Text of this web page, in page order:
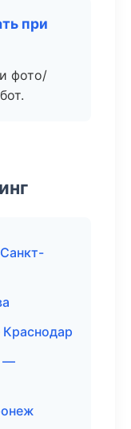
при
фото/
—